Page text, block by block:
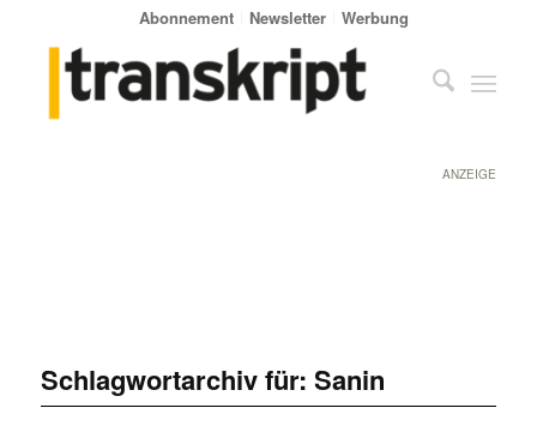
Abonnement Newsletter Werbung
ANZEIGE
Schlagwortarchiv für: Sanin